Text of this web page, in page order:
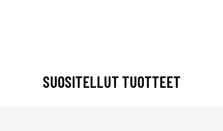
SUOSITELLUT TUOTTEET